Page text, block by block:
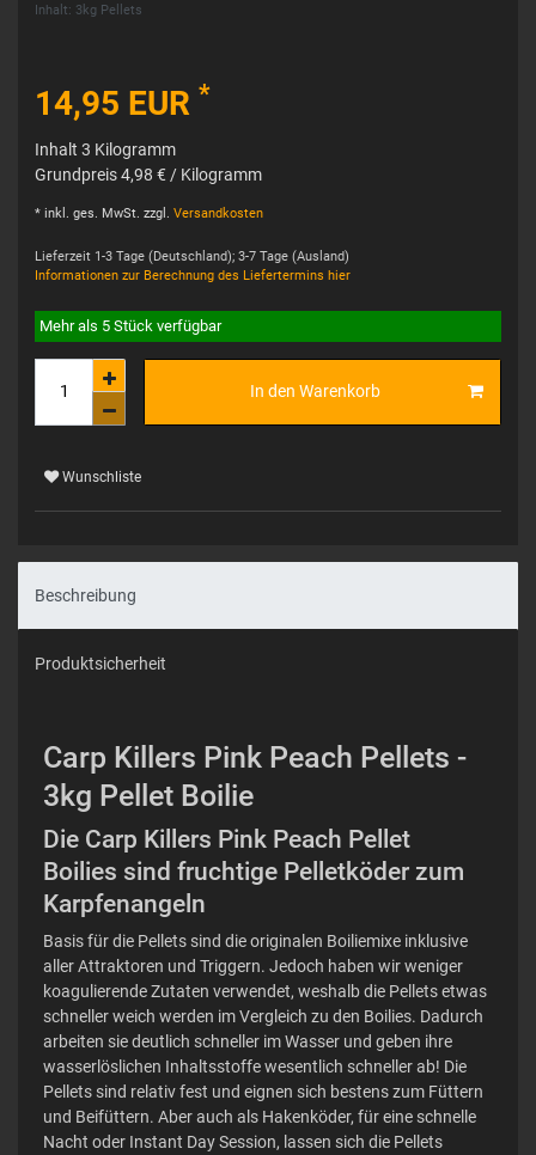
Inhalt: 3kg Pellets
14,95 EUR *
Inhalt 3 Kilogramm
Grundpreis4,98 € / Kilogramm
* inkl. ges. MwSt. zzgl. Versandkosten
Lieferzeit 1-3 Tage (Deutschland); 3-7 Tage (Ausland)
Informationen zur Berechnung des Liefertermins hier
Mehr als 5 Stück verfügbar
In den Warenkorb
Wunschliste
Beschreibung
Produktsicherheit
Carp Killers Pink Peach Pellets -
3kg Pellet Boilie
Die Carp Killers Pink Peach Pellet
Boilies sind fruchtige Pelletköder zum
Karpfenangeln
Basis für die Pellets sind die originalen Boiliemixe inklusive
aller Attraktoren und Triggern. Jedoch haben wir weniger
koagulierende Zutaten verwendet, weshalb die Pellets etwas
schneller weich werden im Vergleich zu den Boilies. Dadurch
arbeiten sie deutlich schneller im Wasser und geben ihre
wasserlöslichen Inhaltsstoffe wesentlich schneller ab! Die
Pellets sind relativ fest und eignen sich bestens zum Füttern
und Beifüttern. Aber auch als Hakenköder, für eine schnelle
Nacht oder Instant Day Session, lassen sich die Pellets